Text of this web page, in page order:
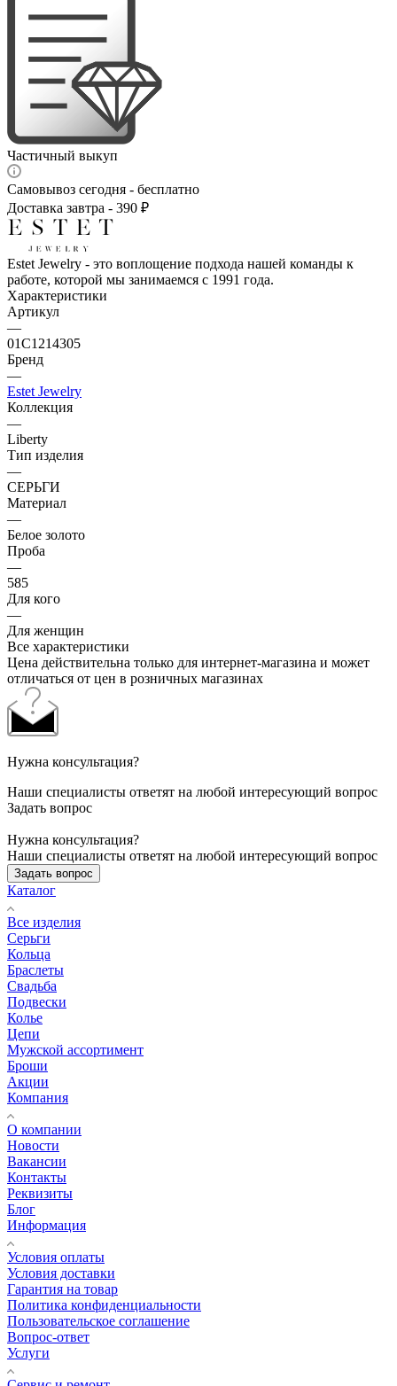
Частичный выкуп
Самовывоз сегодня - бесплатно
Доставка завтра - 390 ₽
Estet Jewelry - это воплощение подхода нашей команды к
работе, которой мы занимаемся с 1991 года.
Характеристики
Артикул
—
01С1214305
Бренд
—
Estet Jewelry
Коллекция
—
Liberty
Тип изделия
—
СЕРЬГИ
Материал
—
Белое золото
Проба
—
585
Для кого
—
Для женщин
Все характеристики
Цена действительна только для интернет-магазина и может
отличаться от цен в розничных магазинах
Нужна консультация?
Наши специалисты ответят на любой интересующий вопрос
Задать вопрос
Нужна консультация?
Наши специалисты ответят на любой интересующий вопрос
Задать вопрос
Каталог
Все изделия
Серьги
Кольца
Браслеты
Свадьба
Подвески
Колье
Цепи
Мужской ассортимент
Броши
Акции
Компания
О компании
Новости
Вакансии
Контакты
Реквизиты
Блог
Информация
Условия оплаты
Условия доставки
Гарантия на товар
Политика конфиденциальности
Пользовательское соглашение
Вопрос-ответ
Услуги